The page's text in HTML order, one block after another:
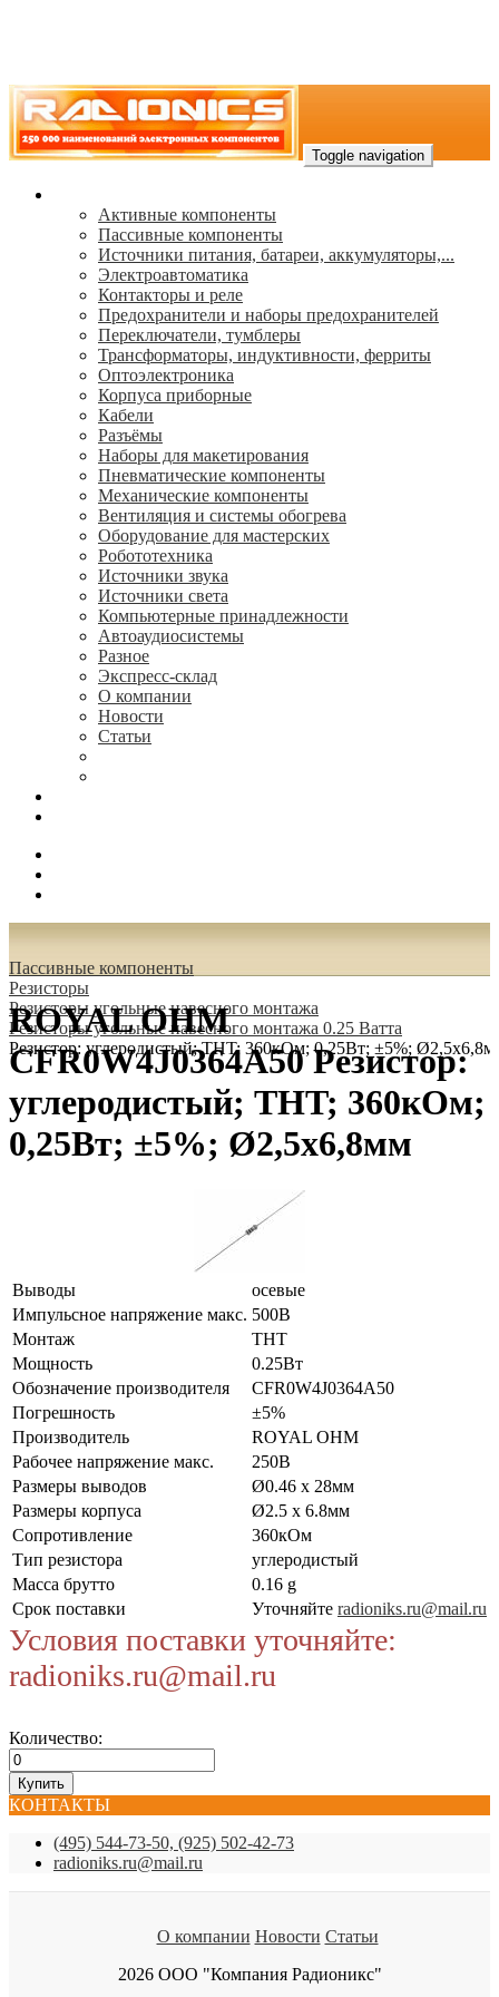
Toggle navigation
Активные компоненты
Пассивные компоненты
Источники питания, батареи, аккумуляторы,...
Электроавтоматика
Контакторы и реле
Предохранители и наборы предохранителей
Переключатели, тумблеры
Трансформаторы, индуктивности, ферриты
Oптоэлектроника
Корпуса приборные
Кабели
Разъёмы
Наборы для макетирования
Пневматические компоненты
Механические компоненты
Вентиляция и системы обогрева
Оборудование для мастерских
Робототехника
Источники звука
Источники света
Компьютерные принадлежности
Автоаудиосистемы
Разное
Экспресс-склад
О компании
Новости
Статьи
Пассивные компоненты
Резисторы
Резисторы угольные навесного монтажа
Резисторы угольные навесного монтажа 0.25 Ватта
Резистор: углеродистый; THT; 360кОм; 0,25Вт; ±5%;
ROYAL OHM
CFR0W4J0364A50 Резистор:
углеродистый; THT; 360кОм;
0,25Вт; ±5%; Ø2,5x6,8мм
Выводы
осевые
Импульсное напряжение макс. 500В
Монтаж
THT
Мощность
0.25Вт
Обозначение производителя
CFR0W4J0364A50
Погрешность
±5%
Производитель
ROYAL OHM
Рабочее напряжение макс.
250В
Размеры выводов
Ø0.46 x 28мм
Размеры корпуса
Ø2.5 x 6.8мм
Сопротивление
360кОм
Тип резистора
углеродистый
Масса брутто
0.16 g
Срок поставки
Уточняйте radioniks.ru@mail.ru
Условия поставки уточняйте:
radioniks.ru@mail.ru
Количество:
КОНТАКТЫ
(495) 544-73-50, (925) 502-42-73
radioniks.ru@mail.ru
О компании Новости Статьи
2026 ООО "Компания Радионикс"